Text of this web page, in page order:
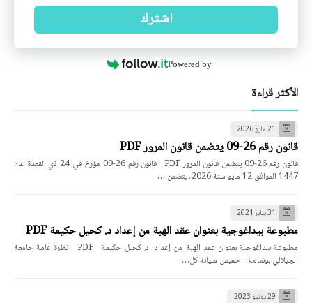
اشترك
Powered by
الأكثر قراءة
21 مايو 2026
قانون رقم 26-09 يتضمن قانون المرور PDF
قانون رقم 26-09 يتضمن قانون المرور PDF قانون رقم 26-09 مؤرخ في 24 ذي القعدة عام
1447 الموافق 12 مايو سنة 2026، يتضمن …
31 يناير 2021
مطبوعة بيداغوجية بعنوان عقد الهبة من إعداد د. كحيل حكيمة PDF
مطبوعة بيداغوجية بعنوان عقد الهبة من إعداد د. كحيل حكيمة PDF نظرة عامة جامعة
الجيلالي بونعامة – خميس مليانة كل…
29 يونيو 2023